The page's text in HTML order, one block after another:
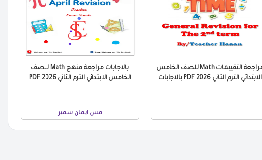
مراجعة التقييمات Math للصف الخامس
الابتدائي الترم الثاني 2026 PDF بالاجابات
بالاجابات مراجعة منهج Math للصف
الخامس الابتدائي الترم الثاني 2026 PDF
مس ايمان سمير